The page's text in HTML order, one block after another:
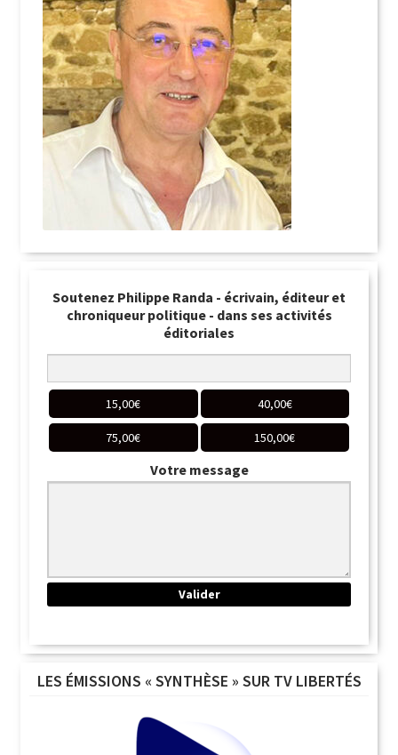
Soutenez Philippe Randa - écrivain, éditeur et
chroniqueur politique - dans ses activités
éditoriales
15,00€ 40,00€
75,00€ 150,00€
Votre message
LES ÉMISSIONS « SYNTHÈSE » SUR TV LIBERTÉS